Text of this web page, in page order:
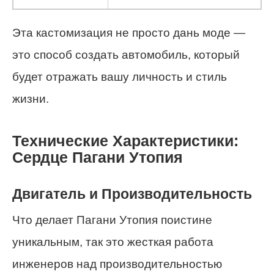
Эта кастомизация не просто дань моде —
это способ создать автомобиль, который
будет отражать вашу личность и стиль
жизни.
Технические Характеристики:
Сердце Пагани Утопия
Двигатель и Производительность
Что делает Пагани Утопия поистине
уникальным, так это жесткая работа
инженеров над производительностью